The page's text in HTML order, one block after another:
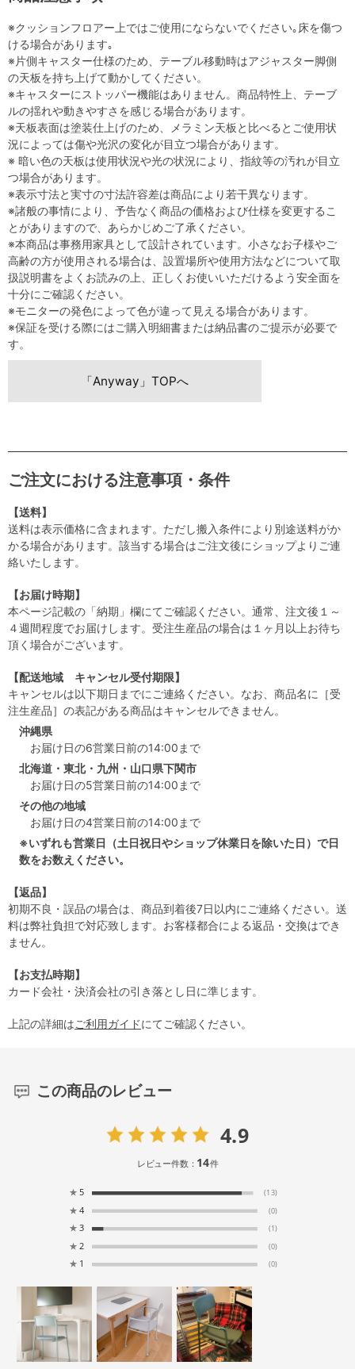
※クッションフロアー上ではご使用にならないでください｡床を傷つ
ける場合があります｡
※片側キャスター仕様のため、テーブル移動時はアジャスター脚側
の天板を持ち上げて動かしてください。
※キャスターにストッパー機能はありません。商品特性上、テーブ
ルの揺れや動きやすさを感じる場合があります。
※天板表面は塗装仕上げのため、メラミン天板と比べるとご使用状
況によっては傷や光沢の変化が目立つ場合があります。
※ 暗い色の天板は使用状況や光の状況により、指紋等の汚れが目立
つ場合があります。
※表示寸法と実寸の寸法許容差は商品により若干異なります。
※諸般の事情により、予告なく商品の価格および仕様を変更するこ
とがありますので、あらかじめご了承ください。
※本商品は事務用家具として設計されています。小さなお子様やご
高齢の方が使用される場合は、設置場所や使用方法などについて取
扱説明書をよくお読みの上、正しくお使いいただけるよう安全面を
十分にご確認ください。
※モニターの発色によって色が違って見える場合があります。
※保証を受ける際にはご購入明細書または納品書のご提示が必要で
す。
「Anyway」TOPへ
ご注文における注意事項・条件
【送料】
送料は表示価格に含まれます。ただし搬入条件により別途送料がか
かる場合があります。該当する場合はご注文後にショップよりご連
絡いたします。
【お届け時期】
本ページ記載の「納期」欄にてご確認ください。通常、注文後１～
４週間程度でお届けします。受注生産品の場合は１ヶ月以上お待ち
頂く場合がございます。
【配送地域 キャンセル受付期限】
キャンセルは以下期日までにご連絡ください。なお、商品名に［受
注生産品］の表記がある商品はキャンセルできません。
沖縄県
お届け日の6営業日前の14:00まで
北海道・東北・九州・山口県下関市
お届け日の5営業日前の14:00まで
その他の地域
お届け日の4営業日前の14:00まで
※いずれも営業日（土日祝日やショップ休業日を除いた日）で日
数をお数えください。
【返品】
初期不良・誤品の場合は、商品到着後7日以内にご連絡ください。送
料は弊社負担で対応致します。お客様都合による返品・交換はでき
ません。
【お支払時期】
カード会社・決済会社の引き落とし日に準じます。
上記の詳細はご利用ガイドにてご確認ください。
この商品のレビュー
4.9
レビュー件数： 14件
★ 5 (13)
★ 4 (0)
★ 3 (1)
★ 2 (0)
★ 1 (0)